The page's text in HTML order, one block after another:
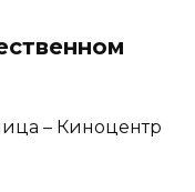
– Киноцентр